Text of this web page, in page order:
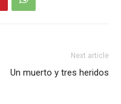
Next article
Un muerto y tres heridos